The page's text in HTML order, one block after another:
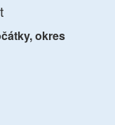
okres